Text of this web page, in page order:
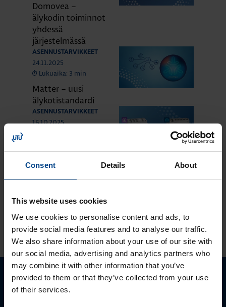
Consent Details About
This website uses cookies
We use cookies to personalise content and ads, to
provide social media features and to analyse our traffic.
We also share information about your use of our site with
our social media, advertising and analytics partners who
may combine it with other information that you’ve
provided to them or that they’ve collected from your use
of their services.
Domovea –
älykodin toiminnot
yhdessä
järjestelmässä
ASENNUSTARVIKKEET
24.11.2025
Lukuaika: 3 min
Matter – uusi
älykotistandardi
ASENNUSTARVIKKEET
16.10.2025
korvaa domovea
V1:n
KATSO LISÄÄ ARTIKKELEITA
Ota yhteyttä!